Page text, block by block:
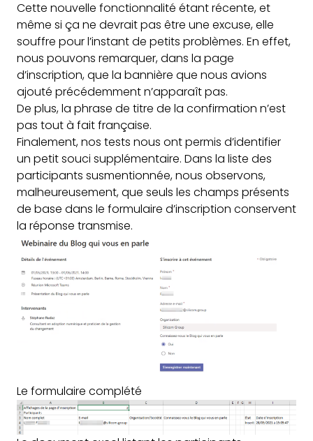
Cette nouvelle fonctionnalité étant récente, et
même si ça ne devrait pas être une excuse, elle
souffre pour l’instant de petits problèmes. En effet,
nous pouvons remarquer, dans la page
d’inscription, que la bannière que nous avions
ajouté précédemment n’apparaît pas.
De plus, la phrase de titre de la confirmation n’est
pas tout à fait française.
Finalement, nos tests nous ont permis d’identifier
un petit souci supplémentaire. Dans la liste des
participants susmentionnée, nous observons,
malheureusement, que seuls les champs présents
de base dans le formulaire d’inscription conservent
la réponse transmise.
Le formulaire complété